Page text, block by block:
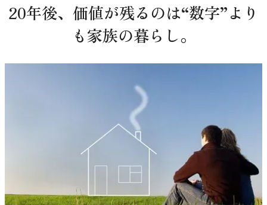
20年後、価値が残るのは“数字”より
も家族の暮らし。